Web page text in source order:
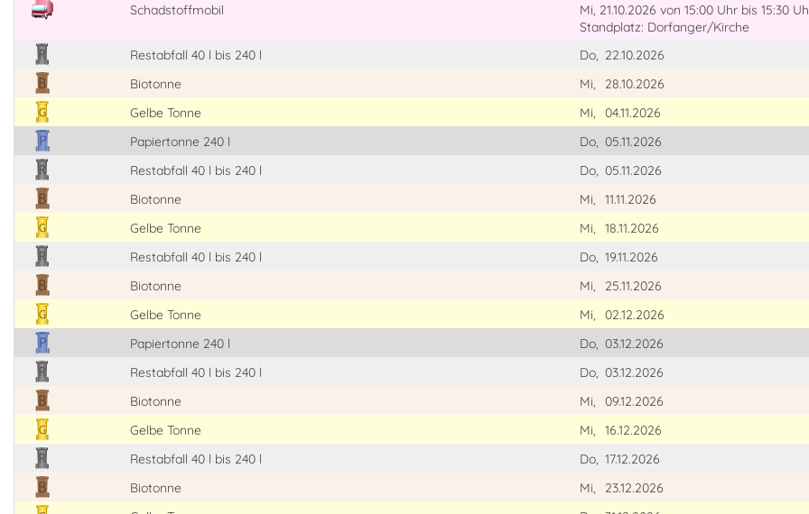
Schadstoffmobil
Mi, 21.10.2026 von 15:00 Uhr bis 15:30
Standplatz: Dorfanger/Kirche
Restabfall 40 l bis 240 l
Do, 22.10.2026
Biotonne
Mi,
28.10.2026
Gelbe Tonne
Mi,
04.11.2026
Papiertonne 240 l
Do, 05.11.2026
Restabfall 40 l bis 240 l
Do, 05.11.2026
Biotonne
Mi,
11.11.2026
Gelbe Tonne
Mi,
18.11.2026
Restabfall 40 l bis 240 l
Do, 19.11.2026
Biotonne
Mi,
25.11.2026
Gelbe Tonne
Mi,
02.12.2026
Papiertonne 240 l
Do, 03.12.2026
Restabfall 40 l bis 240 l
Do, 03.12.2026
Biotonne
Mi,
09.12.2026
Gelbe Tonne
Mi,
16.12.2026
Restabfall 40 l bis 240 l
Do, 17.12.2026
Biotonne
Mi,
23.12.2026